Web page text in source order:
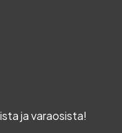
ja varaosista!